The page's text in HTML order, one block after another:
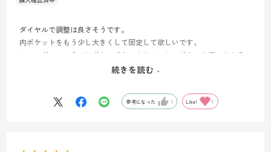
ダイヤルで調整は良さそうです。
内ポケットをもう少し大きくして固定して欲しいです。
ショルダーハーネスにボトルポケットとメッシュポケット使いやすそ
続きを読む
参考になった 1 Like! 1